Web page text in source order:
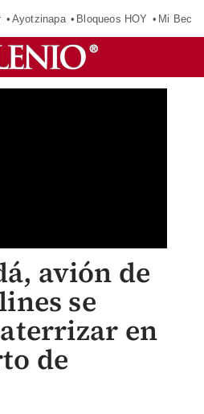
Ayotzinapa Bloqueos HOY Mi Beca
avión de
se
en
de